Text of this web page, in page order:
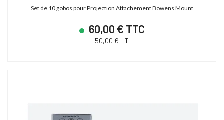
Set de 10 gobos pour Projection Attachement Bowens Mount
60,00 € TTC
50,00 € HT